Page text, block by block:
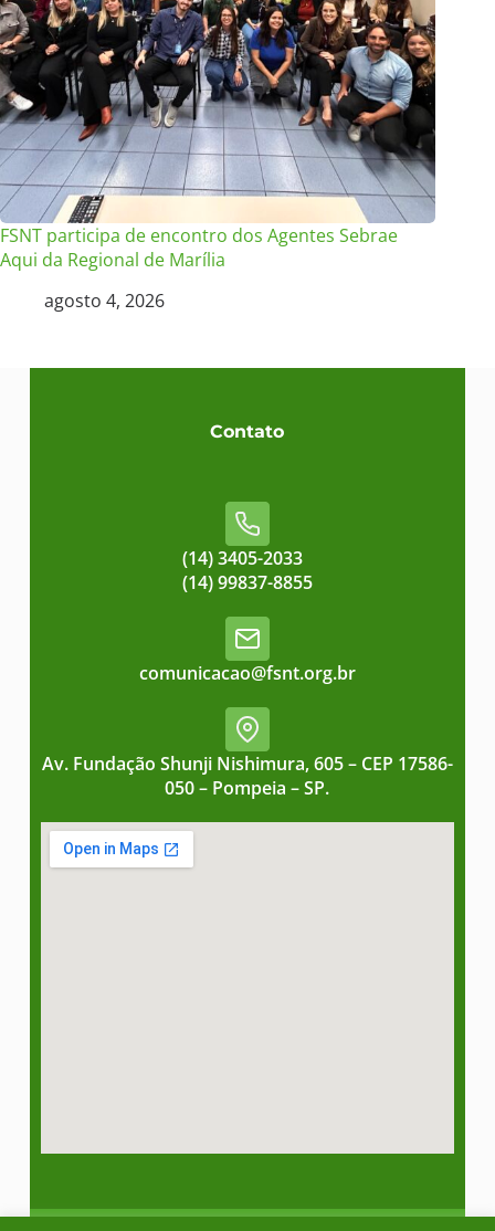
FSNT participa de encontro dos Agentes Sebrae
Aqui da Regional de Marília
agosto 4, 2026
Contato
(14) 3405-2033
(14) 99837-8855
comunicacao@fsnt.org.br
Av. Fundação Shunji Nishimura, 605 – CEP 17586-
050 – Pompeia – SP.